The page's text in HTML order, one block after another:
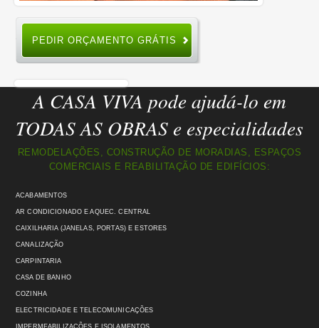
PEDIR ORÇAMENTO GRÁTIS
A CASA VIVA pode ajudá-lo em
TODAS AS OBRAS e especialidades
REMODELAÇÕES, CONSTRUÇÃO DE MORADIAS, ESPAÇOS
COMERCIAIS E REABILITAÇÃO DE EDIFÍCIOS:
ACABAMENTOS
AR CONDICIONADO E AQUEC. CENTRAL
CAIXILHARIA (JANELAS, PORTAS) E ESTORES
CANALIZAÇÃO
CARPINTARIA
CASA DE BANHO
COZINHA
ELECTRICIDADE E TELECOMUNICAÇÕES
IMPERMEABILIZAÇÕES E ISOLAMENTOS